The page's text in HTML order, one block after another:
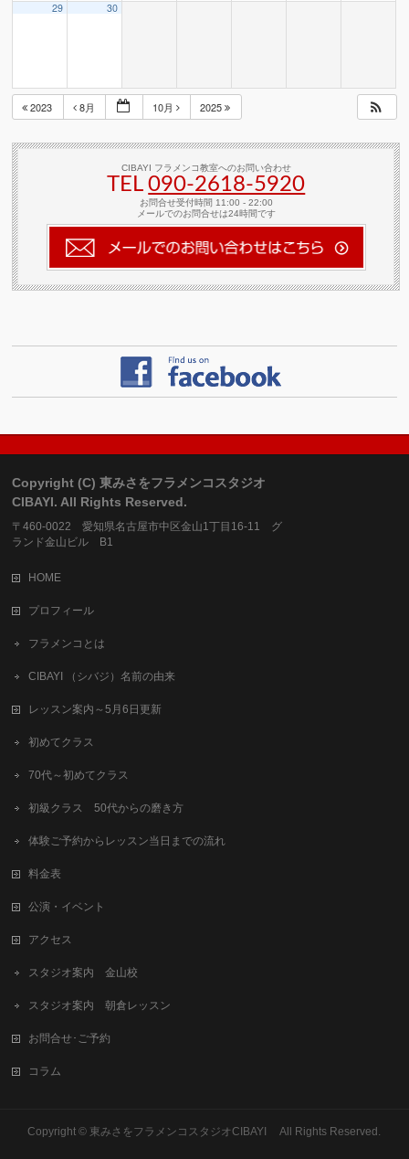
29 30
2023 8月 10月 2025
CIBAYI フラメンコ教室へのお問い合わせ
TEL090-2618‐5920
お問合せ受付時間 11:00 - 22:00
メールでのお問合せは24時間です
Copyright (C) 東みさをフラメンコスタジオ
CIBAYI. All Rights Reserved.
〒460-0022 愛知県名古屋市中区金山1丁目16-11 グ
ランド金山ビル B1
HOME
プロフィール
フラメンコとは
CIBAYI （シバジ）名前の由来
レッスン案内～5月6日更新
初めてクラス
70代～初めてクラス
初級クラス 50代からの磨き方
体験ご予約からレッスン当日までの流れ
料金表
公演・イベント
アクセス
スタジオ案内 金山校
スタジオ案内 朝倉レッスン
お問合せ･ご予約
コラム
Copyright © 東みさをフラメンコスタジオCIBAYI All Rights Reserved.